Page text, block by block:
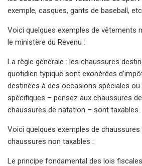
exemple, casques, gants de baseball,
Voici quelques exemples de vêtements
le ministère du Revenu :
La règle générale : les chaussures
quotidien typique sont exonérées
destinées à des occasions spéciales
spécifiques – pensez aux chaussures
chaussures de natation – sont taxables.
Voici quelques exemples de
chaussures non taxables :
Le principe fondamental des lois